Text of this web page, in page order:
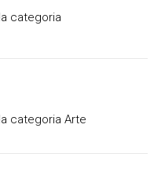
categoria
categoria Arte